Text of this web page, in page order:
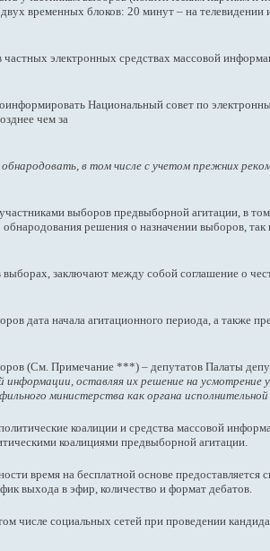
временных блоков: 20 минут – на
электронных средствах массовой
Национальный совет по
чем за
обнародовать, в том числе с учетом прежних
выборов предвыборной агитации, в
решения о назначении выборов,
заключают между собой соглашение о
дата начала агитационного периода, а также
(См. Примечание ***) – депутатов Палаты
оставляя их решение на
министерства как органа
коалиции и средства массовой
коалициями предвыборной агитации.
время на бесплатной основе предоставляется
выхода в эфир, количество и формат дебатов.
числе социальных сетей при проведении